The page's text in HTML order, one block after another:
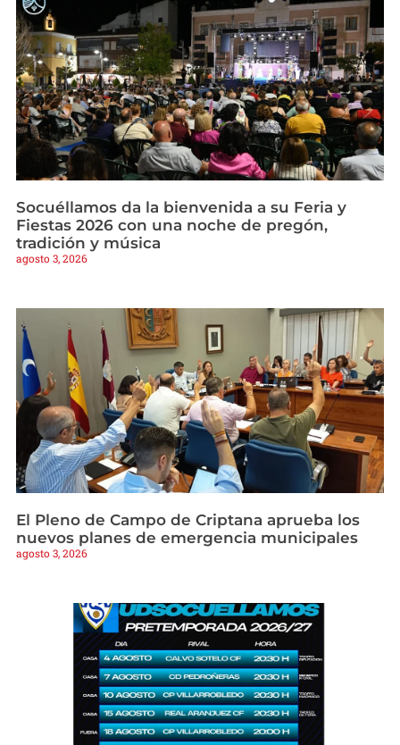
Socuéllamos da la bienvenida a su Feria y
Fiestas 2026 con una noche de pregón,
tradición y música
agosto 3, 2026
El Pleno de Campo de Criptana aprueba los
nuevos planes de emergencia municipales
agosto 3, 2026